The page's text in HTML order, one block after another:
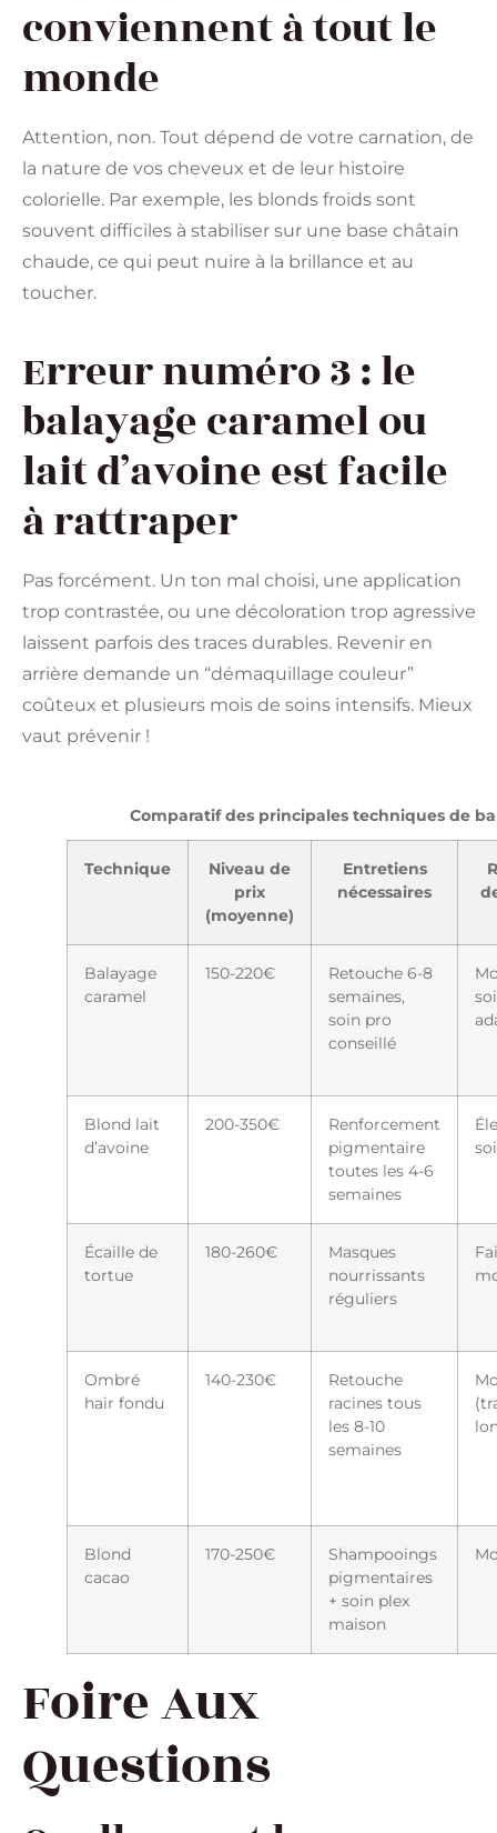
conviennent à tout le
monde
Attention, non. Tout dépend de votre carnation, de
la nature de vos cheveux et de leur histoire
colorielle. Par exemple, les blonds froids sont
souvent difficiles à stabiliser sur une base châtain
chaude, ce qui peut nuire à la brillance et au
toucher.
Erreur numéro 3 : le
balayage caramel ou
lait d’avoine est facile
à rattraper
Pas forcément. Un ton mal choisi, une application
trop contrastée, ou une décoloration trop agressive
laissent parfois des traces durables. Revenir en
arrière demande un “démaquillage couleur”
coûteux et plusieurs mois de soins intensifs. Mieux
vaut prévenir !
Comparatif des principales techniques de
Technique
Niveau de
prix
(moyenne)
Entretiens
nécessaires
Balayage
caramel
150-220€
Retouche 6-8
semaines,
soin pro
conseillé
Blond lait
d’avoine
200-350€
Renforcement
pigmentaire
toutes les 4-6
semaines
Écaille de
tortue
180-260€
Masques
nourrissants
réguliers
Ombré
hair fondu
140-230€
Retouche
racines tous
les 8-10
semaines
Blond
cacao
170-250€
Shampooings
pigmentaires
+ soin plex
maison
Foire Aux
Questions